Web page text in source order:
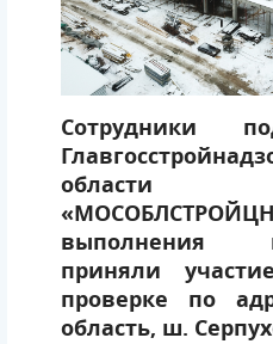
Сотрудники
выполнения
приняли
проверке по
область, ш.